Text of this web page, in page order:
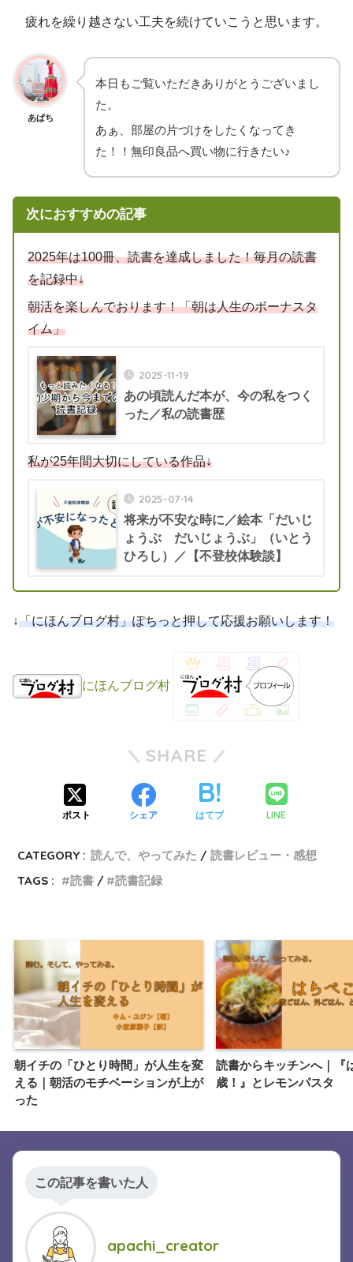
疲れを繰り越さない工夫を続けていこうと思います。
あぱち
本日もご覧いただきありがとうございまし
た。
あぁ、部屋の片づけをしたくなってき
た！！無印良品へ買い物に行きたい♪
次におすすめの記事
2025年は100冊、読書を達成しました！毎月の読書
を記録中↓
朝活を楽しんでおります！「朝は人生のボーナスタ
イム」
2025-11-19
あの頃読んだ本が、今の私をつく
った／私の読書歴
私が25年間大切にしている作品↓
2025-07-14
将来が不安な時に／絵本「だいじ
ょうぶ だいじょうぶ」（いとう
ひろし）／【不登校体験談】
↓「にほんブログ村」ぽちっと押して応援お願いします！
にほんブログ村
SHARE
ポスト シェア はてブ LINE
CATEGORY : 読んで、やってみた
読書レビュー・感想
TAGS :
読書 読書記録
朝イチの「ひとり時間」が人生を変
える｜朝活のモチベーションが上が
った
読書からキッチンへ｜『
歳！』とレモンパスタ
この記事を書いた人
apachi_creator